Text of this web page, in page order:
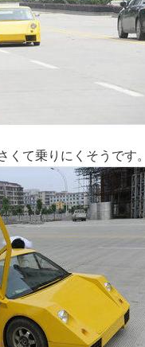
くて乗りにくそうです。